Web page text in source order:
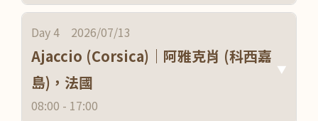
Day 4 2026/07/13
Ajaccio (Corsica)｜阿雅克肖 (科西嘉
島)，法國
08:00 - 17:00
▼